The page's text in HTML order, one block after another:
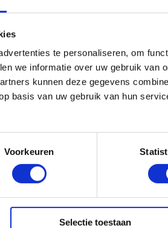
te personaliseren, om
we informatie over uw gebruik van
kunnen deze gegevens
basis van uw gebruik van hun
Voorkeuren
Selectie toestaan